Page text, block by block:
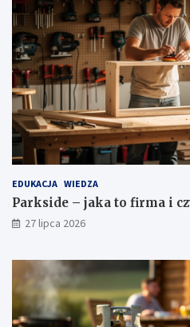
EDUKACJA WIEDZA
Parkside – jaka to firma i
27 lipca 2026